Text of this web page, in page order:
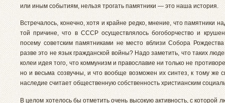
или иным событиям, нельзя трогать памятники — это наша история.
Встречалось, конечно, хотя и крайне редко, мнение, что памятники
той причине, что в СССР осуществлялось богоборчество и
посему советским памятниками не место вблизи Собора
разве это не язык гражданской войны? Надо заметить, что таких
колеи идея того, что коммунизм и православие ни только не
но и весьма созвучны, и что вообще возможен их синтез, к тому же
наследие считает общественную собственность христианским
В целом хотелось бы отметить очень высокую активность, с которой